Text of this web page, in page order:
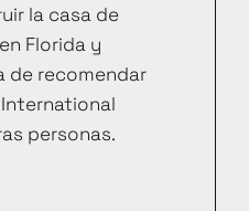
la casa de
Florida y
de recomendar
personas.